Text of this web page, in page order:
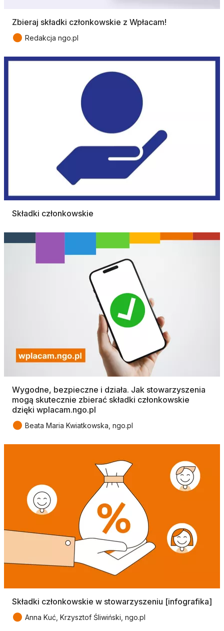
Zbieraj składki członkowskie z Wpłacam!
● Redakcja ngo.pl
Składki członkowskie
Wygodne, bezpieczne i działa. Jak stowarzyszenia
mogą skutecznie zbierać składki członkowskie
dzięki wplacam.ngo.pl
● Beata Maria Kwiatkowska, ngo.pl
Składki członkowskie w stowarzyszeniu [infografika]
● Anna Kuć, Krzysztof Śliwiński, ngo.pl